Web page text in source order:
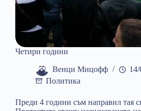
Четири години
Венци Мицофф
Политика
Преди 4 години съм направил тая